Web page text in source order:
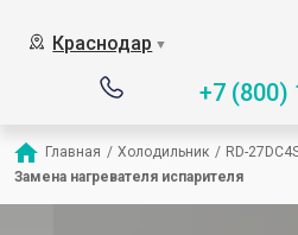
Краснодар ▼
+7 (800)
Главная / Холодильник / RD-
Замена нагревателя испарителя